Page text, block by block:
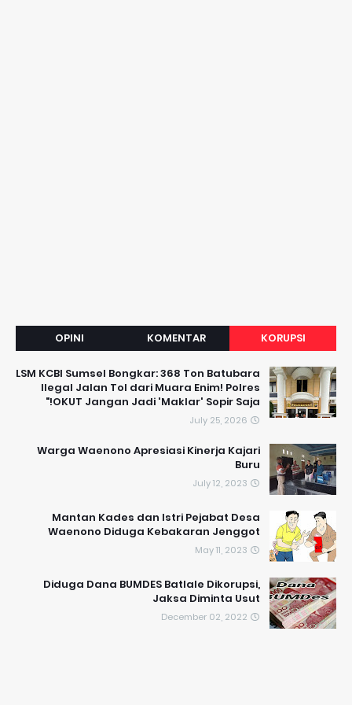
KORUPSI
KOMENTAR
OPINI
LSM KCBI Sumsel Bongkar: 368 Ton Batubara
Ilegal Jalan Tol dari Muara Enim! Polres
OKUT Jangan Jadi 'Maklar' Sopir Saja!"
July 25, 2026
Warga Waenono Apresiasi Kinerja Kajari
Buru
July 12, 2023
Mantan Kades dan Istri Pejabat Desa
Waenono Diduga Kebakaran Jenggot
May 11, 2023
Diduga Dana BUMDES Batlale Dikorupsi,
Jaksa Diminta Usut
December 02, 2022